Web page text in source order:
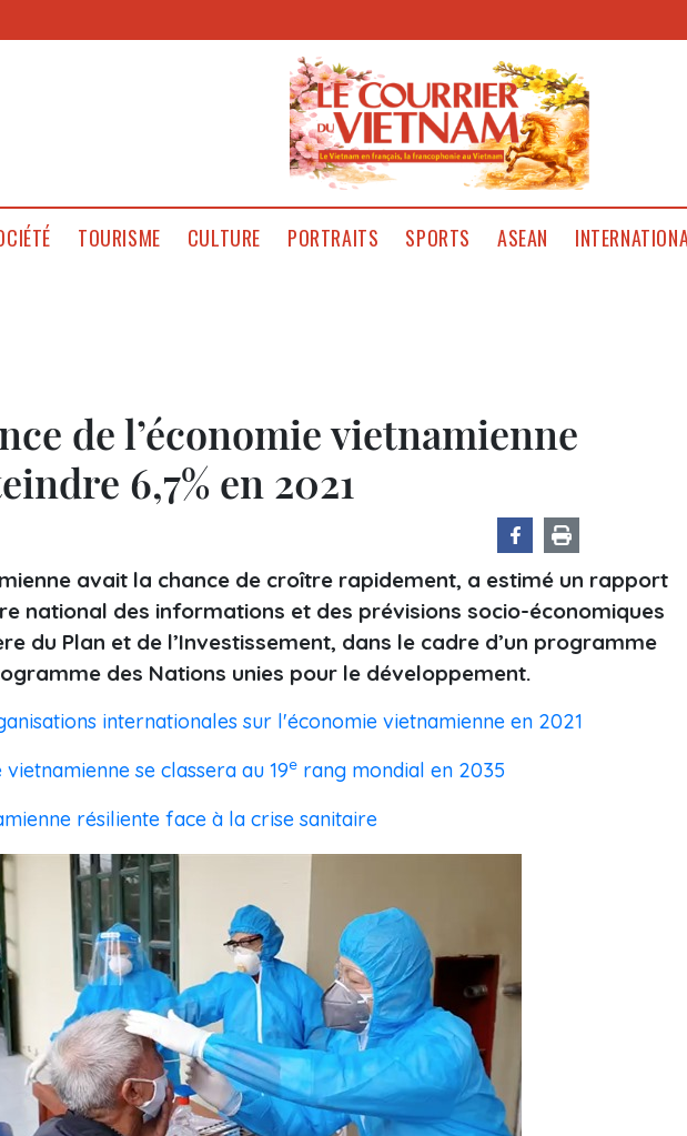
TOURISME CULTURE PORTRAITS SPORTS ASEAN
de l’économie vietnamienne
6,7% en 2021
avait la chance de croître rapidement, a estimé un rapport
national des informations et des prévisions socio-économiques
du Plan et de l’Investissement, dans le cadre d’un programme
des Nations unies pour le développement.
internationales sur l'économie vietnamienne en 2021
vietnamienne se classera au 19e rang mondial en 2035
résiliente face à la crise sanitaire